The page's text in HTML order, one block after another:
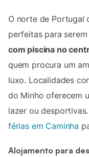
O norte de Portugal
perfeitas para
com piscina no
quem procura um
luxo. Localidades
do Minho oferecem
lazer ou
férias em Caminha
Alojamento para